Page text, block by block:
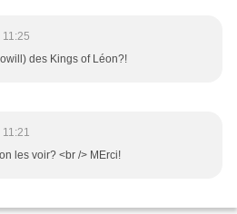
des Kings of Léon?!
les voir? <br /> MErci!